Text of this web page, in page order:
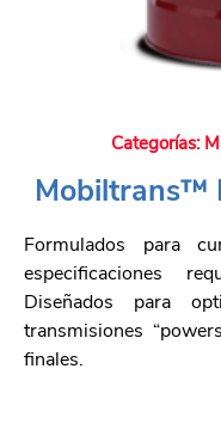
Categorías:
Mobiltrans™
Formulados para
especificaciones
Diseñados para
transmisiones
finales.